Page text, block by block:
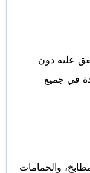
عليه دون
في جميع
والحمامات